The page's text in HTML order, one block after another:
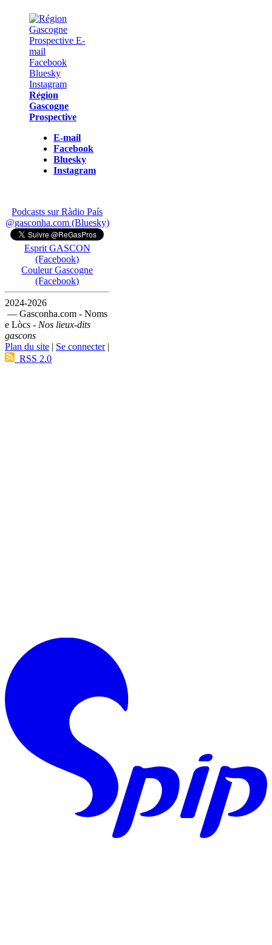
Région
Gascogne
Prospective
E-mail
Facebook
Bluesky
Instagram
Podcasts sur Ràdio País
@gasconha.com (Bluesky)
Esprit GASCON
(Facebook)
Couleur Gascogne
(Facebook)
2024-2026
— Gasconha.com - Noms
e Lòcs - Nos lieux-dits
gascons
Plan du site | Se connecter|
RSS 2.0